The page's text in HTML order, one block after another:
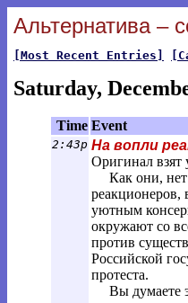
Альтернатива –
[Most Recent Entries]
Saturday,
Time Event
2:43p На вопли
Оригинал взят
Как они, нет
реакционеров,
уютным
окружают со
против
Российской
протеста.
Вы думаете